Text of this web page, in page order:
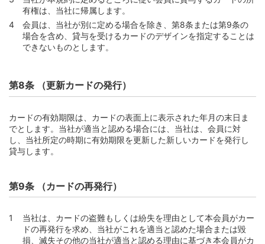
第68条 （ボーナス一括払い）
第69条 （2回払い）
第70条 （分割払い）
第71条 （ボーナス併用分割払い）
額）
第73条 （元利定額リボルビング払い〔定額方式〕の支払
第74条 （元金定額リボルビング払い〔残高スライド方
式〕の支払額）
第75条 （元利定額リボルビング払い〔残高スライド方
第76条 （ボーナス併用リボルビング払いの支払額）
ピング利用手数料）
第78条 （ショッピングリボ残高および手数料が算定額を
下回る場合の取扱い）
有権は、当社に帰属します。
会員は、当社が別に定める場合を除き、第8条または第9条の
場合を含め、貸与を受けるカードのデザインを指定することは
できないものとします。
第8条 （更新カードの発行）
カードの有効期限は、カードの表面上に表示された年月の末日ま
でとします。当社が適当と認める場合には、当社は、会員に対
し、当社所定の時期に有効期限を更新した新しいカードを発行し
貸与します。
第9条 （カードの再発行）
当社は、カードの盗難もしくは紛失を理由として本会員がカー
ドの再発行を求め、当社がこれを適当と認めた場合または毀
損、滅失その他の当社が適当と認める理由に基づき本会員がカ